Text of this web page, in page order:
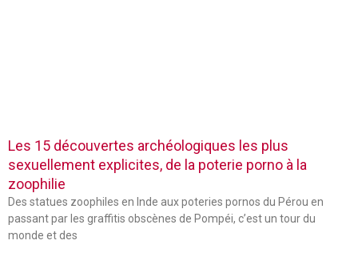
Les 15 découvertes archéologiques les plus
sexuellement explicites, de la poterie porno à la
zoophilie
Des statues zoophiles en Inde aux poteries pornos du Pérou en
passant par les graffitis obscènes de Pompéi, c’est un tour du
monde et des